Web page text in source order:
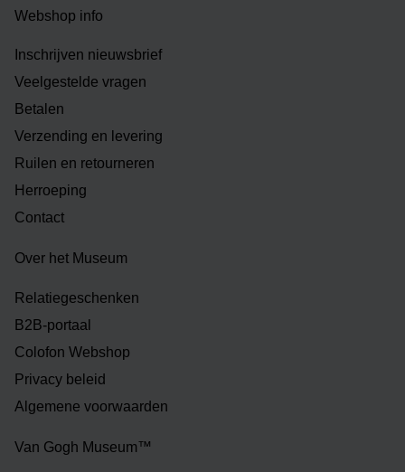
Webshop info
Inschrijven nieuwsbrief
Veelgestelde vragen
Betalen
Verzending en levering
Ruilen en retourneren
Herroeping
Contact
Over het Museum
Relatiegeschenken
B2B-portaal
Colofon Webshop
Privacy beleid
Algemene voorwaarden
Van Gogh Museum™